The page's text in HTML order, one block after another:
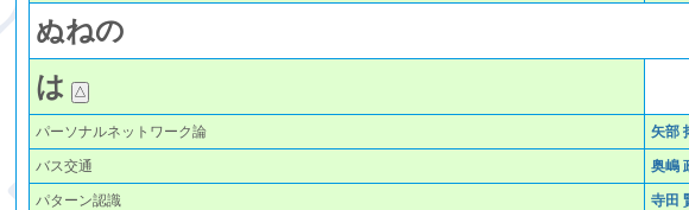
ぬねの
は
パーソナルネットワーク論 矢部
バス交通 奥嶋
パターン認識 寺田